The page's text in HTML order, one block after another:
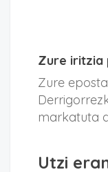
Zure iritzia
Zure
markatuta
Utzi